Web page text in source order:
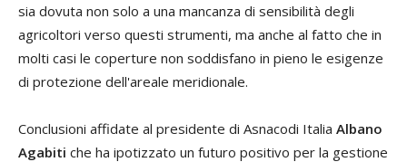
sia dovuta non solo a una mancanza di sensibilità degli
agricoltori verso questi strumenti, ma anche al fatto che in
molti casi le coperture non soddisfano in pieno le esigenze
di protezione dell'areale meridionale.
Conclusioni affidate al presidente di Asnacodi Italia Albano
Agabiti che ha ipotizzato un futuro positivo per la gestione